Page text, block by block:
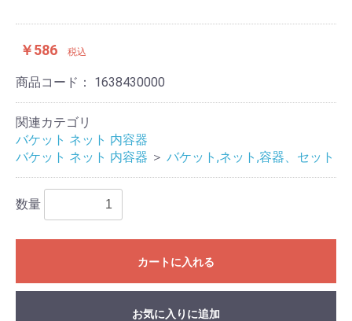
￥586 税込
商品コード： 1638430000
関連カテゴリ
バケット ネット 内容器
バケット ネット 内容器 ＞ バケット,ネット,容器、セット
数量
カートに入れる
お気に入りに追加